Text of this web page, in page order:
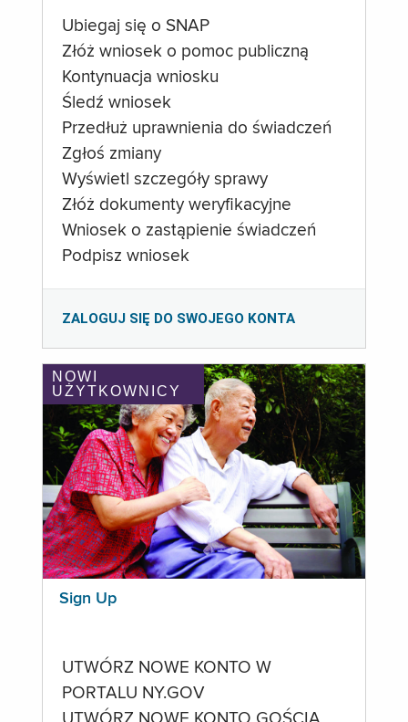
Ubiegaj się o SNAP
Złóż wniosek o pomoc publiczną
Kontynuacja wniosku
Śledź wniosek
Przedłuż uprawnienia do świadczeń
Zgłoś zmiany
Wyświetl szczegóły sprawy
Złóż dokumenty weryfikacyjne
Wniosek o zastąpienie świadczeń
Podpisz wniosek
ZALOGUJ SIĘ DO SWOJEGO KONTA
NOWI
UŻYTKOWNICY
Sign Up
UTWÓRZ NOWE KONTO W
PORTALU NY.GOV